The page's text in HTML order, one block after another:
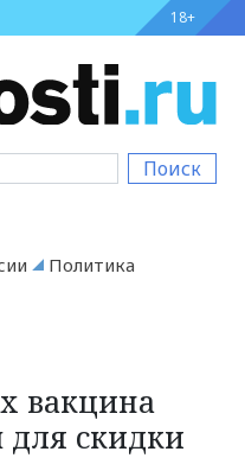
18+
Поиск
Политика
вакцина
для скидки